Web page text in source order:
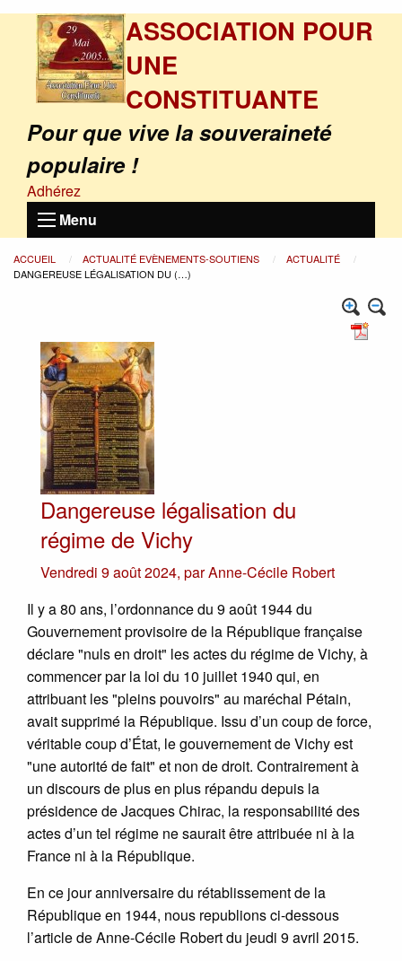
ASSOCIATION POUR
UNE
CONSTITUANTE
Pour que vive la souveraineté
populaire !
Adhérez
Menu
ACCUEIL ACTUALITÉ EVÈNEMENTS-SOUTIENS
ACTUALITÉ
DANGEREUSE LÉGALISATION DU (…)
Dangereuse légalisation du
régime de Vichy
Vendredi 9 août 2024, parAnne-Cécile Robert
Il y a 80 ans, l’ordonnance du 9 août 1944 du
Gouvernement provisoire de la République française
déclare "nuls en droit" les actes du régime de Vichy, à
commencer par la loi du 10 juillet 1940 qui, en
attribuant les "pleins pouvoirs" au maréchal Pétain,
avait supprimé la République. Issu d’un coup de force,
véritable coup d’État, le gouvernement de Vichy est
"une autorité de fait" et non de droit. Contrairement à
un discours de plus en plus répandu depuis la
présidence de Jacques Chirac, la responsabilité des
actes d’un tel régime ne saurait être attribuée ni à la
France ni à la République.
En ce jour anniversaire du rétablissement de la
République en 1944, nous republions ci-dessous
l’article de Anne-Cécile Robert du jeudi 9 avril 2015.